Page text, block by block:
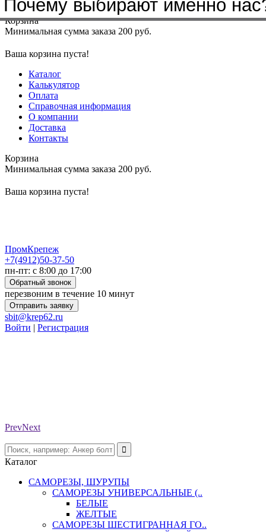
Меню+7(4912)50-37-50sbit@krep62.ru
Корзина
Минимальная сумма заказа 200 руб.
Ваша корзина пуста!
Каталог
Калькулятор
Оплата
Справочная информация
О компании
Доставка
Контакты
Корзина
Минимальная сумма заказа 200 руб.
Ваша корзина пуста!
ПромКрепеж
+7(4912)50-37-50
пн-пт: с 8:00 до 17:00
Обратный звонок
перезвоним в течение 10 минут
Отправить заявку
sbit@krep62.ru
Войти | Регистрация
PrevNext
Каталог
САМОРЕЗЫ, ШУРУПЫ
САМОРЕЗЫ УНИВЕРСАЛЬНЫЕ (..
БЕЛЫЕ
ЖЕЛТЫЕ
САМОРЕЗЫ ШЕСТИГРАННАЯ ГО..
Почему выбирают именно